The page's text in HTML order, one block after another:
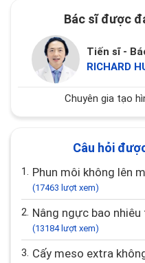
Bác sĩ được
Tiến sĩ -
RICHARD
Chuyên gia tạo
Câu hỏi
1. Phun môi không lên
(17463 lượt xem)
2. Nâng ngực bao
(13184 lượt xem)
3. Cấy meso extra không kim giá bao nhiêu? Bảng